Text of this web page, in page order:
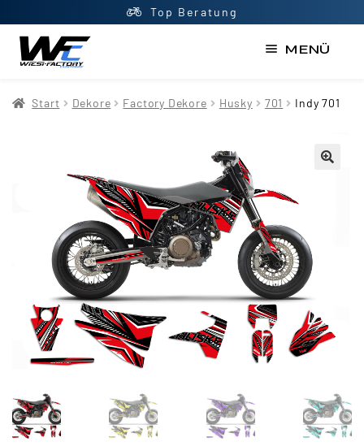
Top Beratung
MENÜ
Impressum
Kontakt
Mein Konto
Newsletter
Shop
Updraft Central
Vertrag widerrufen
Warenkorb
Start Dekore Factory Dekore Husky 701 Indy 701